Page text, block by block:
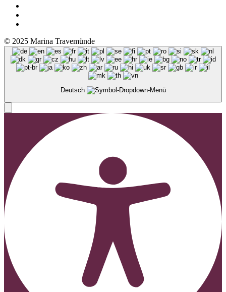
© 2025 Marina Travemünde
Deutsch